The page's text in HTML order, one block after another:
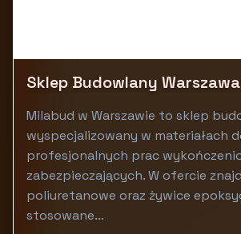
Sklep Budowlany
Milabud w Warszawie to sklep
wyspecjalizowany w materiałach
profesjonalnych prac
zabezpieczających. W ofercie
poliuretanowe oraz żywice
stosowane...